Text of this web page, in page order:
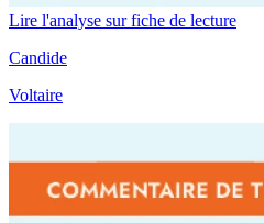
Lire l'analyse sur fiche de lecture
Candide
Voltaire